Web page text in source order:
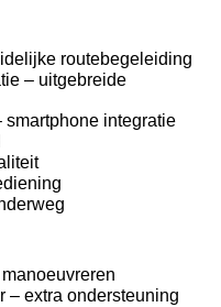
routebegeleiding
– uitgebreide
integratie
– extra ondersteuning